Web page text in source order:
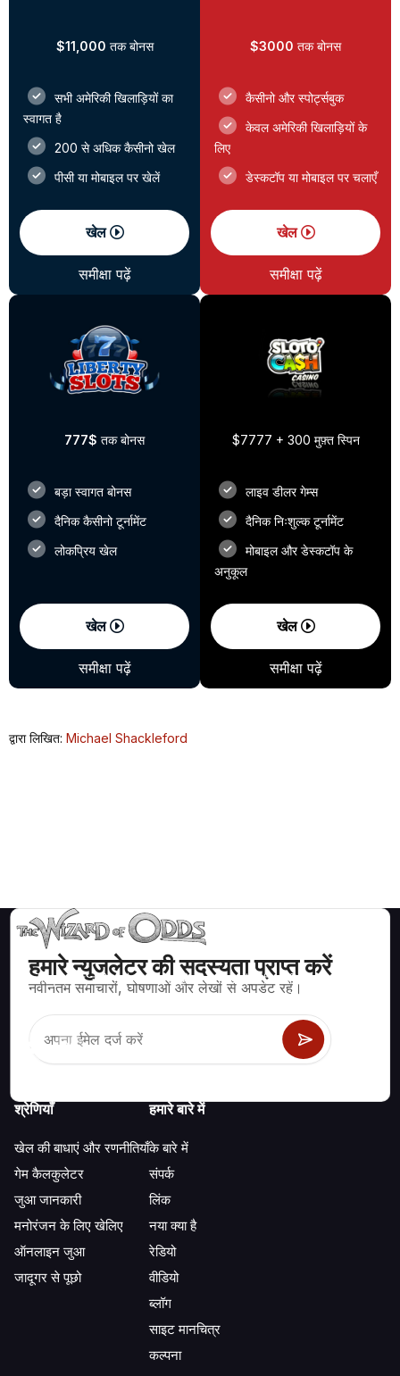
$11,000 तक बोनस
सभी अमेरिकी खिलाड़ियों का
स्वागत है
200 से अधिक कैसीनो खेल
पीसी या मोबाइल पर खेलें
खेल
समीक्षा पढ़ें
$3000 तक बोनस
कैसीनो और स्पोर्ट्सबुक
केवल अमेरिकी खिलाड़ियों के
लिए
डेस्कटॉप या मोबाइल पर चलाएँ
खेल
समीक्षा पढ़ें
777$ तक बोनस
बड़ा स्वागत बोनस
दैनिक कैसीनो टूर्नामेंट
लोकप्रिय खेल
खेल
समीक्षा पढ़ें
$7777 + 300 मुफ़्त स्पिन
लाइव डीलर गेम्स
दैनिक निःशुल्क टूर्नामेंट
मोबाइल और डेस्कटॉप के
अनुकूल
खेल
समीक्षा पढ़ें
द्वारा लिखित: Michael Shackleford
हमारे न्युजलेटर की सदस्यता प्राप्त करें
नवीनतम समाचारों, घोषणाओं और लेखों से अपडेट रहें।
ब्लैकजैक, क्रेप्स, रूलेट और अन्य सैकड़ों कैसीनो खेलों के लिए गणितीय रूप से सही
श्रेणियाँ
खेल की बाधाएं और रणनीतियाँ
गेम कैलकुलेटर
जुआ जानकारी
मनोरंजन के लिए खेलिए
ऑनलाइन जुआ
जादूगर से पूछो
हमारे बारे में
के बारे में
संपर्क
लिंक
नया क्या है
रेडियो
वीडियो
ब्लॉग
साइट मानचित्र
कल्पना